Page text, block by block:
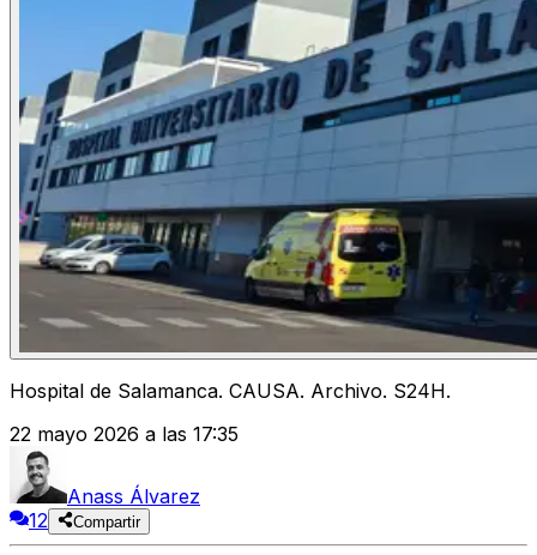
Hospital de Salamanca. CAUSA. Archivo. S24H.
22 mayo 2026 a las 17:35
Anass Álvarez
12
Compartir